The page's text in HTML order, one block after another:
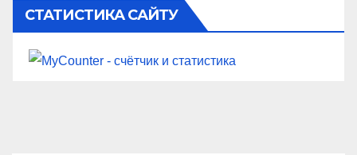
СТАТИСТИКА САЙТУ